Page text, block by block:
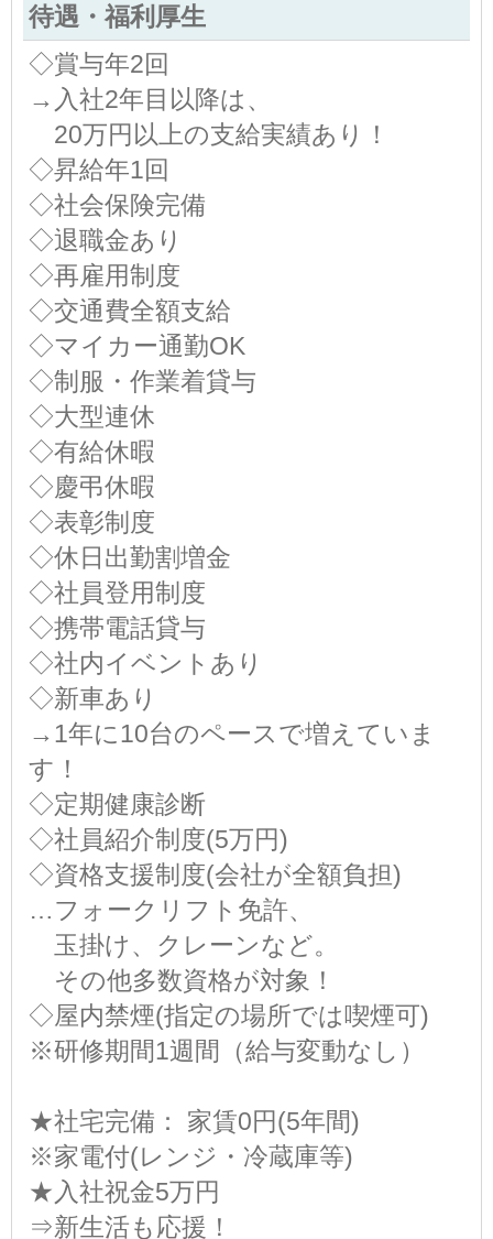
待遇・福利厚生
◇賞与年2回
→入社2年目以降は、
20万円以上の支給実績あり！
◇昇給年1回
◇社会保険完備
◇退職金あり
◇再雇用制度
◇交通費全額支給
◇マイカー通勤OK
◇制服・作業着貸与
◇大型連休
◇有給休暇
◇慶弔休暇
◇表彰制度
◇休日出勤割増金
◇社員登用制度
◇携帯電話貸与
◇社内イベントあり
◇新車あり
→1年に10台のペースで増えていま
す！
◇定期健康診断
◇社員紹介制度(5万円)
◇資格支援制度(会社が全額負担)
…フォークリフト免許、
玉掛け、クレーンなど。
その他多数資格が対象！
◇屋内禁煙(指定の場所では喫煙可)
※研修期間1週間（給与変動なし）
★社宅完備： 家賃0円(5年間)
※家電付(レンジ・冷蔵庫等)
★入社祝金5万円
⇒新生活も応援！